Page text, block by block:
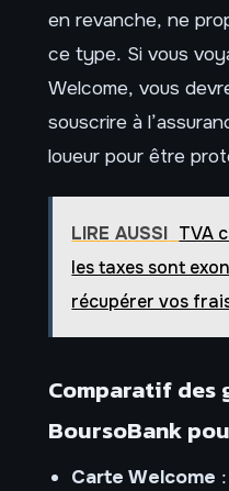
en revanche, ne
ce type. Si vous
Welcome, vous
souscrire à
loueur pour être
LIRE AUSSI TVA
les taxes sont
récupérer vos
Comparatif des
BoursoBank
Carte Welcome